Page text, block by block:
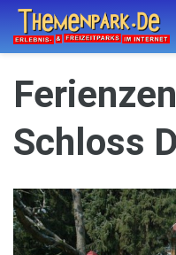
Schloss